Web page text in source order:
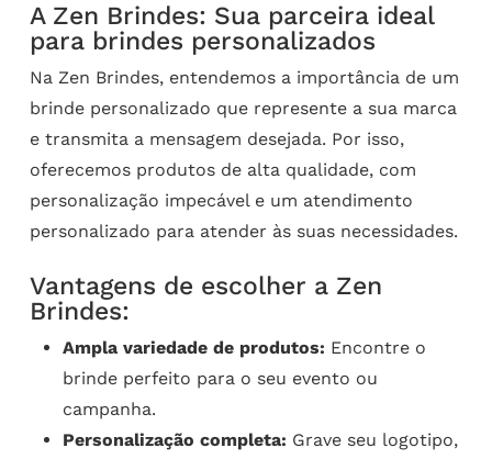
A Zen Brindes: Sua parceira ideal
para brindes personalizados
Na Zen Brindes, entendemos a importância de um
brinde personalizado que represente a sua marca
e transmita a mensagem desejada. Por isso,
oferecemos produtos de alta qualidade, com
personalização impecável e um atendimento
personalizado para atender às suas necessidades.
Vantagens de escolher a Zen
Brindes:
Ampla variedade de produtos: Encontre o
brinde perfeito para o seu evento ou
campanha.
Personalização completa: Grave seu logotipo,